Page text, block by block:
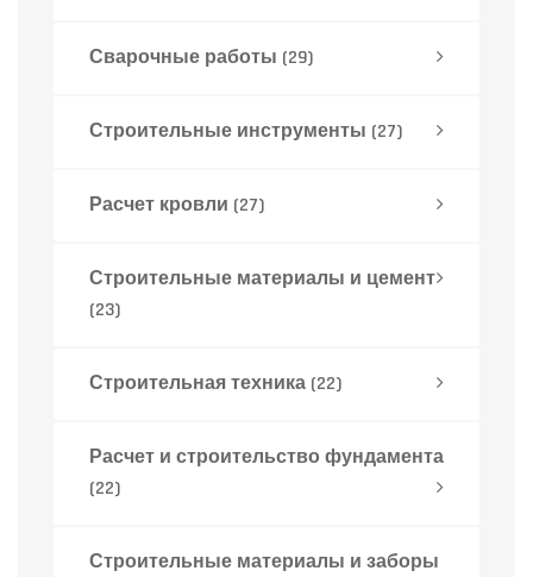
Сварочные работы (29)
Строительные инструменты (27)
Расчет кровли (27)
Строительные материалы и цемент
(23)
Строительная техника (22)
Расчет и строительство фундамента
(22)
Строительные материалы и заборы